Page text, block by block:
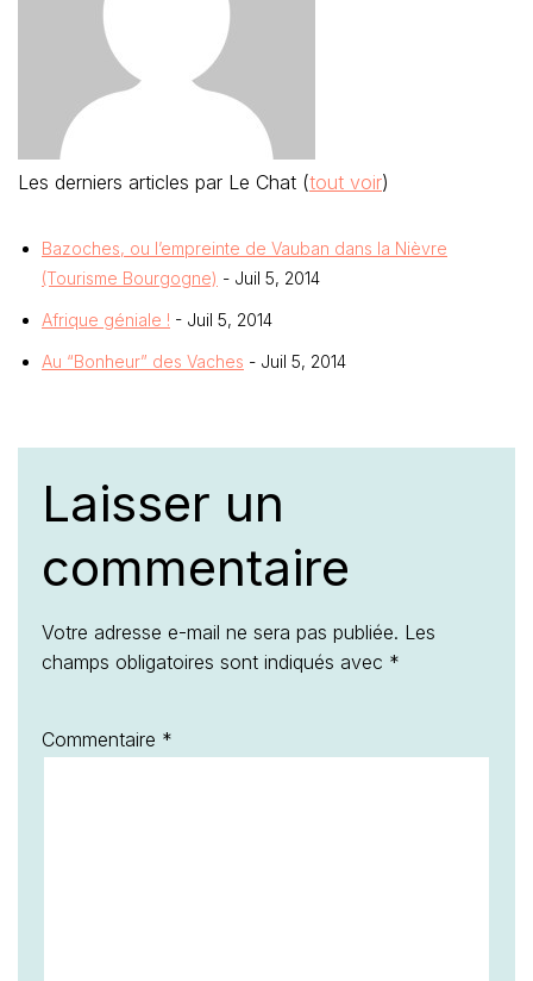
Les derniers articles par Le Chat (tout voir)
Bazoches, ou l’empreinte de Vauban dans la Nièvre
(Tourisme Bourgogne) - Juil 5, 2014
Afrique géniale ! - Juil 5, 2014
Au “Bonheur” des Vaches - Juil 5, 2014
Laisser un
commentaire
Votre adresse e-mail ne sera pas publiée. Les
champs obligatoires sont indiqués avec *
Commentaire *